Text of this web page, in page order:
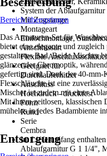
System der Ablaufgarnitur
Mit Zugstange
Montageart
Einlochmontage,
Anschlussart
Flexible
Geeignet für
Durchlauferhitzer
Anschluss
Hochdruck - druckfest
Form
Rund
Serie
Cembra
Im Lieferumfang enthalten
Ablaufgarnitur G 1 1/4",
Bereich überspringen
Das Armaturen-Set für
bietet eine elegante und
gestaltetes Bad. Beide Mischer
glänzender Chromoptik,
gefertigt sind. Dank der 40-mm-
Flexschläuche ist eine
Mischer ist zudem mit einer
Mit ihrem zeitlosen, klassischen
mühelos in jedes Badambiente
Entsorgung